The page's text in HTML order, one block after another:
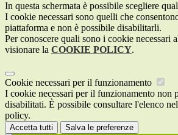
In questa schermata è possibile scegliere
I cookie necessari sono quelli che
piattaforma e non è possibile disabilitarli.
Per conoscere quali sono i cookie necessari
visionare la COOKIE POLICY.
Cookie necessari per il funzionamento
I cookie necessari per il funzionamento non
disabilitati. È possibile consultare l'elenco
policy.
Accetta tutti Salva le preferenze